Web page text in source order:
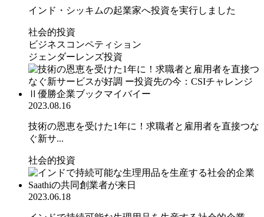
インド・シッキムの起業家へ投資を実行しました
社会的投資
ビジネスコンペティション
ジェンダーレンズ投資
2023.08.16
技術の恩恵を受けた1年に！求職者と雇用者を直接つな
ぐ新サ...
社会的投資
2023.06.18